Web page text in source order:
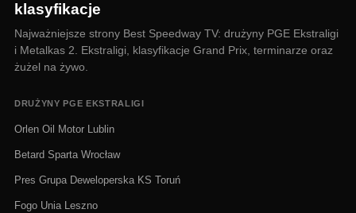
klasyfikacje
Najważniejsze strony Best Speedway TV: drużyny PGE Ekstraligi
i Metalkas 2. Ekstraligi, klasyfikacje Grand Prix, terminarze oraz
żużel na żywo.
DRUŻYNY PGE EKSTRALIGI
Orlen Oil Motor Lublin
Betard Sparta Wrocław
Pres Grupa Deweloperska KS Toruń
Fogo Unia Leszno